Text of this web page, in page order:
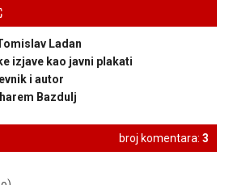
Ladan
izjave kao javni plakati
i autor
Bazdulj
broj komentara: 3